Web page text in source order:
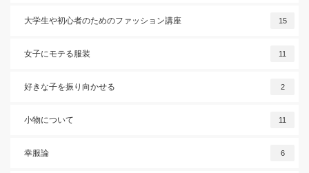
大学生や初心者のためのファッション講座 15
女子にモテる服装 11
好きな子を振り向かせる 2
小物について 11
幸服論 6